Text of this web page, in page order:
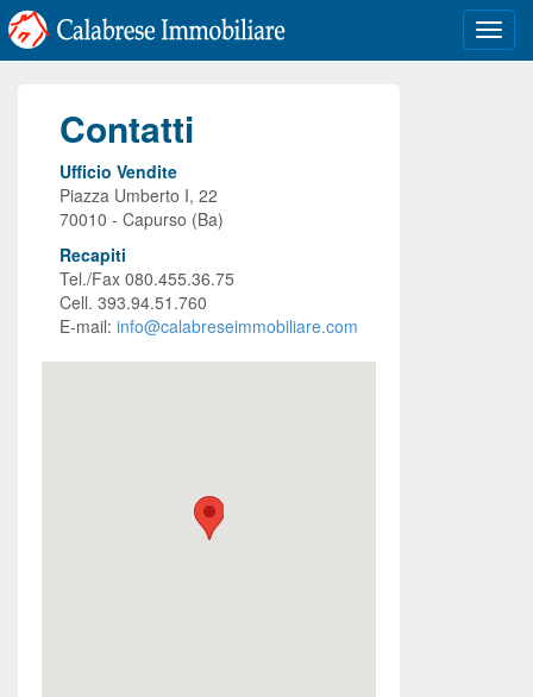
Contatti
Ufficio Vendite
Piazza Umberto I, 22
70010 - Capurso (Ba)
Recapiti
Tel./Fax 080.455.36.75
Cell. 393.94.51.760
E-mail: info@calabreseimmobiliare.com